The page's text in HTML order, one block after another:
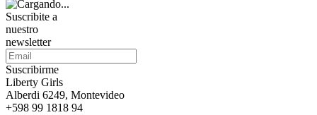
Suscribite a
nuestro
newsletter
Suscribirme
Liberty Girls
Alberdi 6249, Montevideo
+598 99 1818 94